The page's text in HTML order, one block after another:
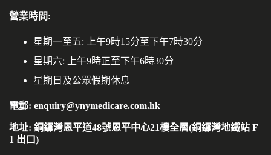
營業時間:
星期一至五: 上午9時15分至下午7時30分
星期六: 上午9時正至下午6時30分
星期日及公眾假期休息
電郵: enquiry@ynymedicare.com.hk
地址: 銅鑼灣恩平道48號恩平中心21樓全層(銅鑼灣地鐵站 F
1 出口)